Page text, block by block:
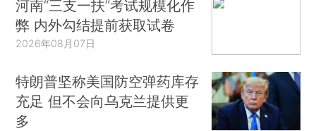
河南“三支一扶”考试规模化作
弊 内外勾结提前获取试卷
2026年08月07日
特朗普坚称美国防空弹药库存
充足 但不会向乌克兰提供更
多